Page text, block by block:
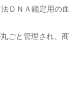
ＤＮＡ鑑定用の血
ごと管理され、商